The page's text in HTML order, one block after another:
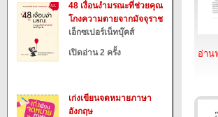
48 เงื่อนงำมรณะที่ช่วยคุณ
โกงความตายจากมัจจุราช
เอ็กซเปอร์เน็ทบุ๊คส์
เปิดอ่าน 2 ครั้ง
เก่งเขียนจดหมายภาษา
อังกฤษ
อ่าน